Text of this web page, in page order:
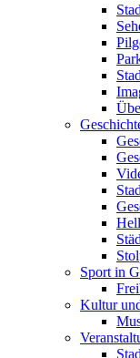
Sport in
Kultur